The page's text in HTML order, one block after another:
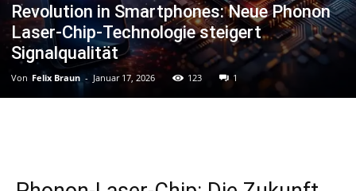
Revolution in Smartphones: Neue Phonon
Laser-Chip-Technologie steigert
Signalqualität
Von Felix Braun - Januar 17, 2026 123 1